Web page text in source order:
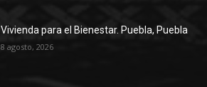
Vivienda para el Bienestar. Puebla, Puebla
8 agosto, 2026